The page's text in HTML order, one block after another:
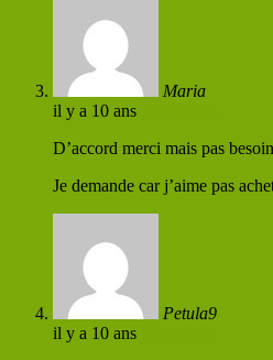
Maria
il y a 10 ans
D’accord merci mais pas
Je demande car j’aime pas
Petula9
il y a 10 ans